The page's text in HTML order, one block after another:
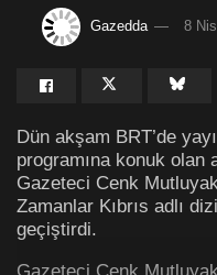
Gazedda 8
Dün akşam BRT’de
programına konuk olan
Gazeteci Cenk
Zamanlar Kıbrıs adlı
geçiştirdi.